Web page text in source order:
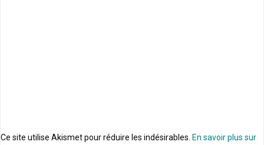
Ce site utilise Akismet pour réduire les indésirables. En savoir plus sur